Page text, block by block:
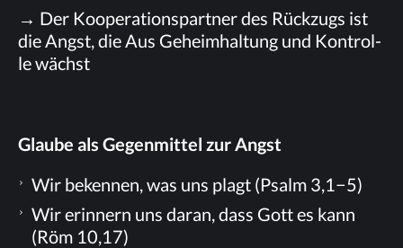
→ Der Ko­ope­ra­ti­ons­part­ner des Rück­zugs ist
die Angst, die Aus Ge­heim­hal­tung und Kon­trol­
le wächst
Glau­be als Ge­gen­mit­tel zur Angst
Wir be­ken­nen, was uns plagt (Psalm 3,1−5)
Wir er­in­nern uns dar­an, dass Gott es kann
(Röm 10,17)